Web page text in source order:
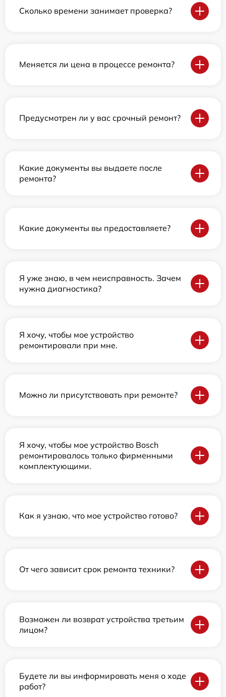
Сколько времени занимает проверка?
Меняется ли цена в процессе ремонта?
Предусмотрен ли у вас срочный ремонт?
Какие документы вы выдаете после
ремонта?
Какие документы вы предоставляете?
Я уже знаю, в чем неисправность. Зачем
нужна диагностика?
Я хочу, чтобы мое устройство
ремонтировали при мне.
Можно ли присутствовать при ремонте?
Я хочу, чтобы мое устройство Bosch
ремонтировалось только фирменными
комплектующими.
Как я узнаю, что мое устройство готово?
От чего зависит срок ремонта техники?
Возможен ли возврат устройства третьим
лицом?
Будете ли вы информировать меня о ходе
работ?